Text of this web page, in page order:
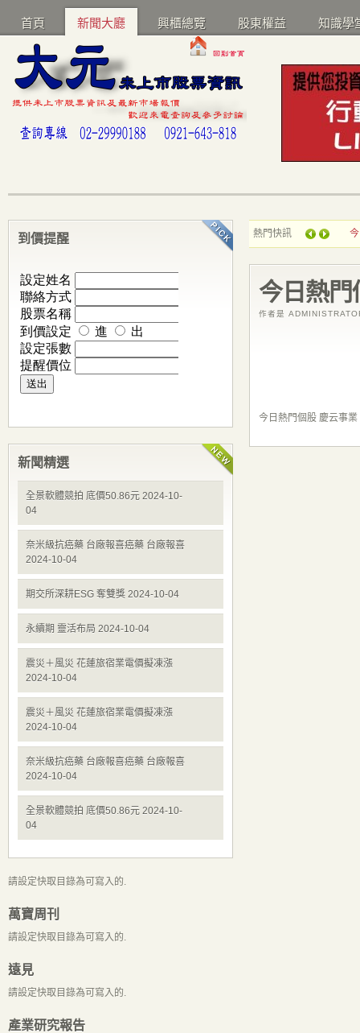
首頁 新聞大廳 興櫃總覽 股東權益 知識學
熱門快訊
今日熱門
作者是
今日熱門個股 慶云事
到價提醒
新聞精選
全景軟體競拍 底價50.86元 2024-10-
04
奈米級抗癌藥 台廠報喜癌藥 台廠報喜
2024-10-04
期交所深耕ESG 奪雙獎 2024-10-04
永續期 靈活布局 2024-10-04
震災＋風災 花蓮旅宿業電價擬凍漲
2024-10-04
震災＋風災 花蓮旅宿業電價擬凍漲
2024-10-04
奈米級抗癌藥 台廠報喜癌藥 台廠報喜
2024-10-04
全景軟體競拍 底價50.86元 2024-10-
04
請設定快取目錄為可寫入的.
萬寶周刊
請設定快取目錄為可寫入的.
遠見
請設定快取目錄為可寫入的.
產業研究報告